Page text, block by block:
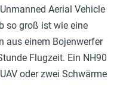
Aerial Vehicle
so groß ist wie eine
aus einem Bojenwerfer
Flugzeit. Ein NH90
oder zwei Schwärme